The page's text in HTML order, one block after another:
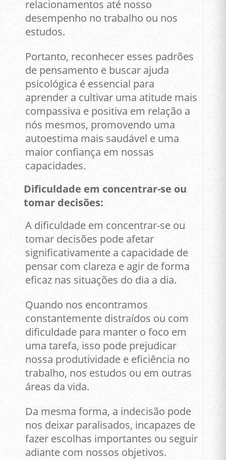
relacionamentos até nosso
desempenho no trabalho ou nos
estudos.
Portanto, reconhecer esses padrões
de pensamento e buscar ajuda
psicológica é essencial para
aprender a cultivar uma atitude mais
compassiva e positiva em relação a
nós mesmos, promovendo uma
autoestima mais saudável e uma
maior confiança em nossas
capacidades.
Dificuldade em concentrar-se ou
tomar decisões:
A dificuldade em concentrar-se ou
tomar decisões pode afetar
significativamente a capacidade de
pensar com clareza e agir de forma
eficaz nas situações do dia a dia.
Quando nos encontramos
constantemente distraídos ou com
dificuldade para manter o foco em
uma tarefa, isso pode prejudicar
nossa produtividade e eficiência no
trabalho, nos estudos ou em outras
áreas da vida.
Da mesma forma, a indecisão pode
nos deixar paralisados, incapazes de
fazer escolhas importantes ou seguir
adiante com nossos objetivos.